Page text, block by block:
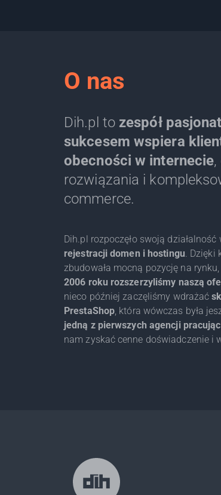
O nas
Dih.pl to zespół
sukcesem wspiera
obecności w internecie
rozwiązania i
commerce.
Dih.pl rozpoczęło swoją
rejestracji domen i hostingu. Dzięki
zbudowała mocną pozycję na
2006 roku rozszerzyliśmy naszą
nieco później zaczęliśmy wdrażać
PrestaShop, która wówczas była
jedną z pierwszych agencji
nam zyskać cenne doświadczenie i